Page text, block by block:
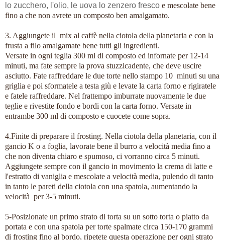
lo zucchero, l'olio, le uova lo zenzero fresco e mescolate bene
fino a che non avrete un composto ben amalgamato.
3. Aggiungete il mix al caffè nella ciotola della planetaria e con la
frusta a filo amalgamate bene tutti gli ingredienti.
Versate in ogni teglia 300 ml di composto ed infornate per 12-14
minuti, ma fate sempre la prova stuzzicadente, che deve uscire
asciutto. Fate raffreddare le due torte nello stampo 10 minuti su una
griglia e poi sformatele a testa giù e levate la carta forno e rigiratele
e fatele raffreddare. Nel frattempo imburrate nuovamente le due
teglie e rivestite fondo e bordi con la carta forno. Versate in
entrambe 300 ml di composto e cuocete come sopra.
4.Finite di preparare il frosting. Nella ciotola della planetaria, con il
gancio K o a foglia, lavorate bene il burro a velocità media fino a
che non diventa chiaro e spumoso, ci vorranno circa 5 minuti.
Aggiungete sempre con il gancio in movimento la crema di latte e
l'estratto di vaniglia e mescolate a velocità media, pulendo di tanto
in tanto le pareti della ciotola con una spatola, aumentando la
velocità per 3-5 minuti.
5-Posizionate un primo strato di torta su un sotto torta o piatto da
portata e con una spatola per torte spalmate circa 150-170 grammi
di frosting fino al bordo, ripetete questa operazione per ogni strato